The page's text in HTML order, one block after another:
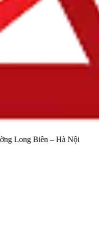
Long Biên – Hà Nội